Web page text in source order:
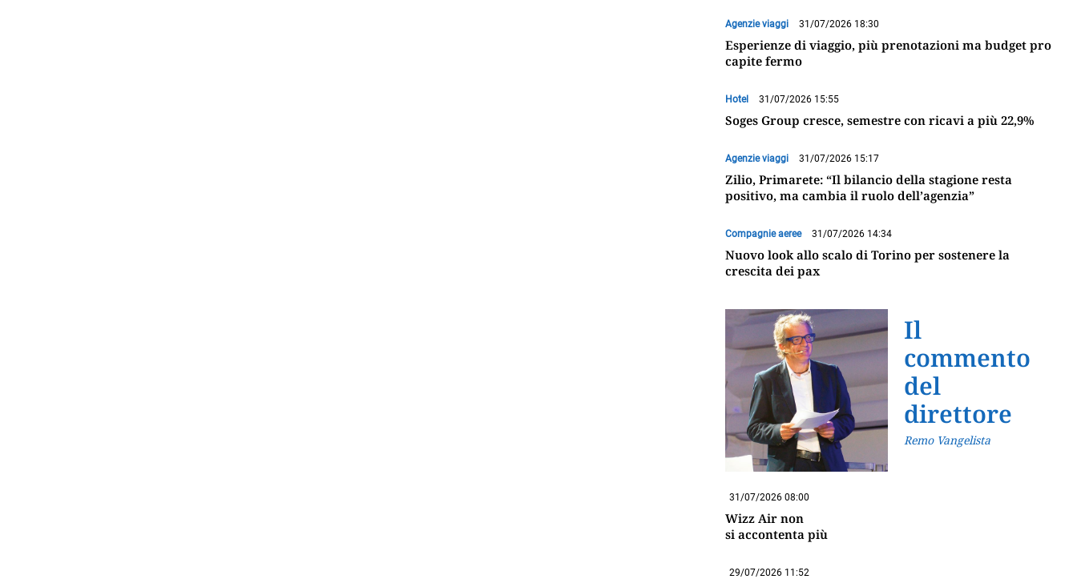
Agenzie viaggi 31/07/2026 18:30
Esperienze di viaggio, più prenotazioni ma budget pro
capite fermo
Hotel 31/07/2026 15:55
Soges Group cresce, semestre con ricavi a più 22,9%
Agenzie viaggi 31/07/2026 15:17
Zilio, Primarete: “Il bilancio della stagione resta
positivo, ma cambia il ruolo dell’agenzia”
Compagnie aeree 31/07/2026 14:34
Nuovo look allo scalo di Torino per sostenere la
crescita dei pax
Il
commento
del
direttore
Remo Vangelista
31/07/2026 08:00
Wizz Air non
si accontenta più
29/07/2026 11:52